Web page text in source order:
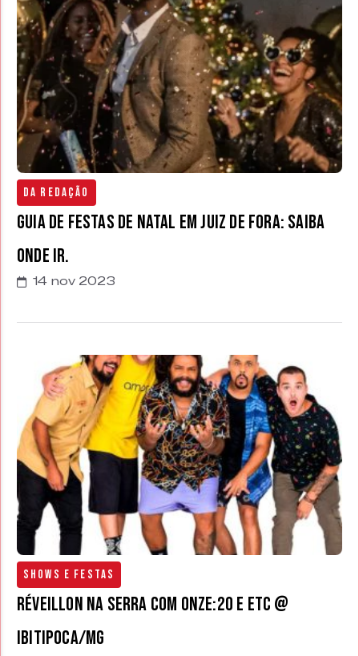
Da Redação
Guia de Festas de Natal em Juiz de Fora: saiba
onde ir.
14 nov 2023
Shows e Festas
Réveillon na Serra com Onze:20 e ETC @
Ibitipoca/MG